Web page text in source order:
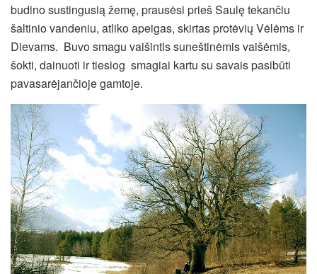
budino sustingusią žemę, prausėsi prieš Saulę tekančiu
šaltinio vandeniu, atliko apeigas, skirtas protėvių Vėlėms ir
Dievams. Buvo smagu vaišintis suneštinėmis vaišėmis,
šokti, dainuoti ir tiesiog smagiai kartu su savais pasibūti
pavasarėjančioje gamtoje.